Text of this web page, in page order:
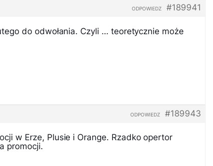
#189941
ODPOWIEDZ
do odwołania. Czyli … teoretycznie może
#189943
ODPOWIEDZ
w Erze, Plusie i Orange. Rzadko opertor
promocji.